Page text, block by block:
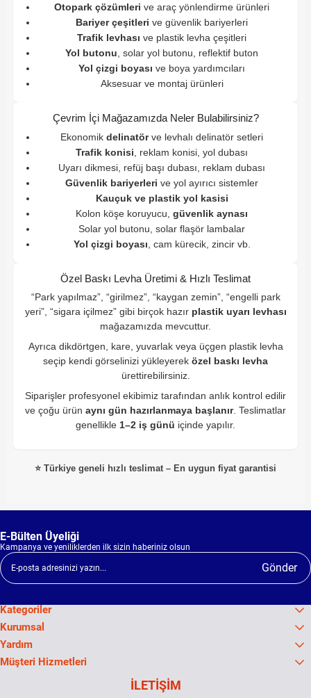
Otopark çözümleri ve araç yönlendirme ürünleri
Bariyer çeşitleri ve güvenlik bariyerleri
Trafik levhası ve plastik levha çeşitleri
Yol butonu , solar yol butonu, reflektif buton
Yol çizgi boyası ve boya yardımcıları
Aksesuar ve montaj ürünleri
Çevrim İçi Mağazamızda Neler Bulabilirsiniz?
Ekonomik delinatörve levhalı delinatör setleri
Trafik konisi , reklam konisi, yol dubası
Uyarı dikmesi, refüj başı dubası, reklam dubası
Güvenlik bariyerleri ve yol ayırıcı sistemler
Kauçuk ve plastik yol kasisi
Kolon köşe koruyucu, güvenlik aynası
Solar yol butonu, solar flaşör lambalar
Yol çizgi boyası , cam kürecik, zincir vb.
Özel Baskı Levha Üretimi & Hızlı Teslimat
“Park yapılmaz”, “girilmez”, “kaygan zemin”, “engelli park
yeri”, “sigara içilmez” gibi birçok hazır plastik uyarı levhası
mağazamızda mevcuttur.
Ayrıca dikdörtgen, kare, yuvarlak veya üçgen plastik levha
seçip kendi görselinizi yükleyerek özel baskı levha
ürettirebilirsiniz.
Siparişler profesyonel ekibimiz tarafından anlık kontrol edilir
ve çoğu ürün aynı gün hazırlanmaya başlanır. Teslimatlar
genellikle 1–2 iş günü içinde yapılır.
⭐ Türkiye geneli hızlı teslimat – En uygun fiyat garantisi
E-Bülten Üyeliği
Kampanya ve yeniliklerden ilk sizin haberiniz olsun
Gönder
Kategoriler
Kurumsal
Yardım
Müşteri Hizmetleri
İLETİŞİM